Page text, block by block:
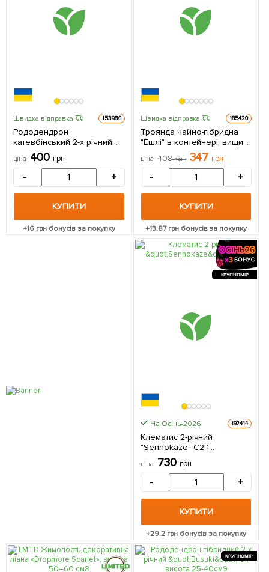
Швидка відправка 153986
Рододендрон
катевбінський 2-х річний
"Grandiflorum" С1, висота 25-
40см 1 саджанець в
ціна 400 грн
- +
КУПИТИ
+16 грн бонусів за покупку
Швидка відправка 185420
Троянда чайно-гібридна
"Ешлі" в контейнері, вищий
упаковці
ціна 408грн 347 грн
- +
КУПИТИ
+13.87грн бонусів за покупку
КРУПНОМІР
На Осінь-2026 192414
Клематис 2-річний
"Sennokaze" С2 1
саджанець в упаковці
ціна 730 грн
- +
КУПИТИ
+29.2 грн бонусів за покупку
КРУПНОМІР